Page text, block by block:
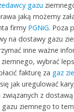
gazu
jaką możemy
firmy PGNiG. Poza
na dostawy gazu
inne ważne
wybrać
fakturę za gaz
jak uregulować
z dostawą
gazu ziemnego to